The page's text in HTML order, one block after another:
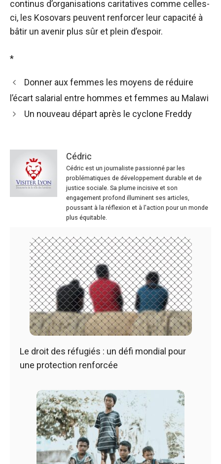
continus d’organisations caritatives comme celles-
ci, les Kosovars peuvent renforcer leur capacité à
bâtir un avenir plus sûr et plein d’espoir.
*
Donner aux femmes les moyens de réduire
l’écart salarial entre hommes et femmes au Malawi
Un nouveau départ après le cyclone Freddy
Cédric
Cédric est un journaliste passionné par les
problématiques de développement durable et de
justice sociale. Sa plume incisive et son
engagement profond illuminent ses articles,
poussant à la réflexion et à l'action pour un monde
plus équitable.
Le droit des réfugiés : un défi mondial pour
une protection renforcée